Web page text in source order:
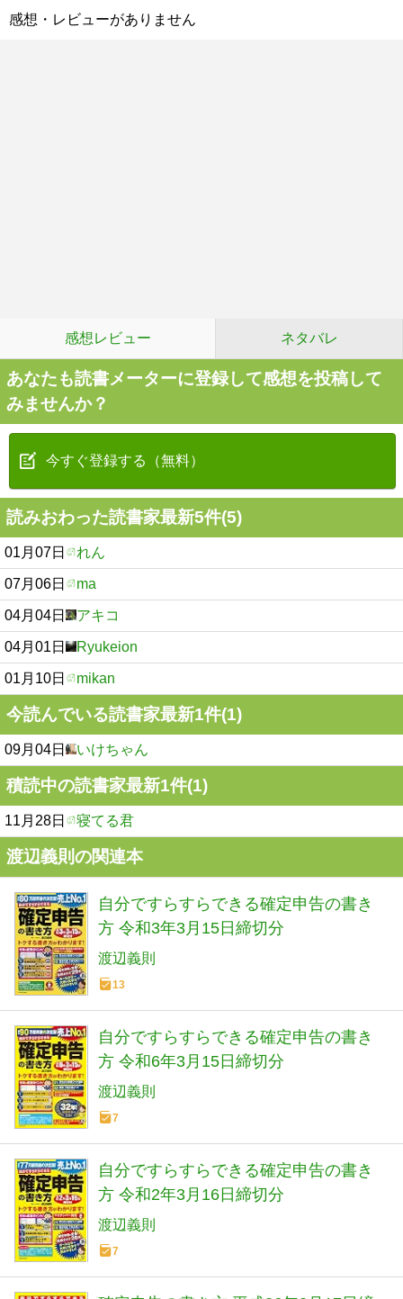
感想・レビューがありません
感想レビュー ネタバレ
あなたも読書メーターに登録して感想を投稿して
みませんか？
今すぐ登録する（無料）
読みおわった読書家最新5件(5)
01月07日 れん
07月06日 ma
04月04日 アキコ
04月01日 Ryukeion
01月10日 mikan
今読んでいる読書家最新1件(1)
09月04日 いけちゃん
積読中の読書家最新1件(1)
11月28日 寝てる君
渡辺義則の関連本
自分ですらすらできる確定申告の書き
方 令和3年3月15日締切分
渡辺義則
13
自分ですらすらできる確定申告の書き
方 令和6年3月15日締切分
渡辺義則
7
自分ですらすらできる確定申告の書き
方 令和2年3月16日締切分
渡辺義則
7